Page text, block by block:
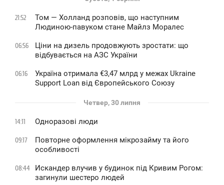
21:52
Том — Холланд розповів, що наступним
Людиною-павуком стане Майлз Моралес
06:56
Ціни на дизель продовжують зростати: що
відбувається на АЗС України
06:16
Україна отримала €3,47 млрд у межах Ukraine
Support Loan від Європейського Союзу
Четвер, 30 липня
14:11 Одноразові люди
09:17
Повторне оформлення мікрозайму та його
особливості
08:44
Искандер влучив у будинок під Кривим Рогом:
загинули шестеро людей